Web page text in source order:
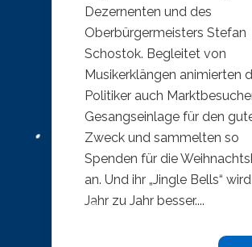
Dezernenten und des
Oberbürgermeisters Stefan
Schostok. Begleitet von
Musikerklängen animierten
Politiker auch
Gesangseinlage für den
Zweck und sammelten so
Spenden für die
an. Und ihr „Jingle Bells“
Jahr zu Jahr besser....